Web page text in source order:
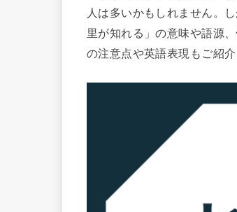
人は多いかもしれません。
里が知れる」の意味や語源
の注意点や英語表現もご紹介